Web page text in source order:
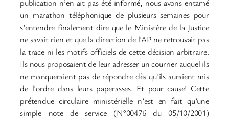
publication n’en ait pas été informé, nous avons entamé
un marathon téléphonique de plusieurs semaines pour
s’entendre finalement dire que le Ministère de la Justice
ne savait rien et que la direction de l’AP ne retrouvait pas
la trace ni les motifs officiels de cette décision arbitraire.
Ils nous proposaient de leur adresser un courrier auquel ils
ne manqueraient pas de répondre dès qu’ils auraient mis
de l’ordre dans leurs paperasses. Et pour cause! Cette
prétendue circulaire ministérielle n’est en fait qu’une
simple note de service (N°00476 du 05/10/2001)